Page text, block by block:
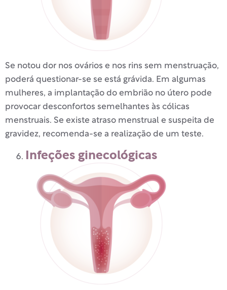
Se notou dor nos ovários e nos rins sem menstruação,
poderá questionar-se se está grávida. Em algumas
mulheres, a implantação do embrião no útero pode
provocar desconfortos semelhantes às cólicas
menstruais. Se existe atraso menstrual e suspeita de
gravidez, recomenda-se a realização de um teste.
Infeções ginecológicas